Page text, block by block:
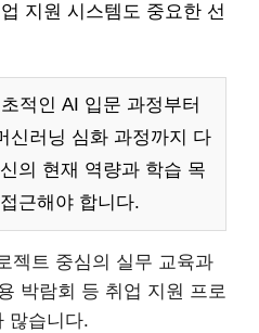
지원 시스템도 중요한 선
적인 AI 입문 과정부터
신러닝 심화 과정까지 다
의 현재 역량과 학습 목
근해야 합니다.
젝트 중심의 실무 교육과
박람회 등 취업 지원 프로
많습니다.